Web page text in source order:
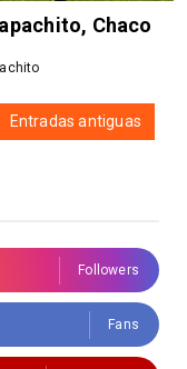
Chaco
Entradas antiguas
Followers
Fans